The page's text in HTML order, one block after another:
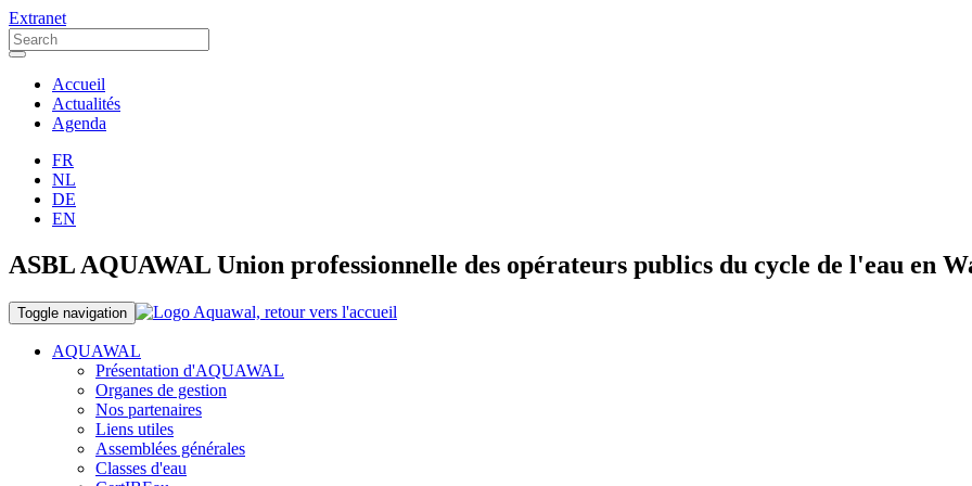
Extranet
Accueil
Actualités
Agenda
FR
NL
DE
EN
ASBL AQUAWAL Union professionnelle des opérateurs publics du cycle de l'eau en
Toggle navigation
AQUAWAL
Présentation d'AQUAWAL
Organes de gestion
Nos partenaires
Liens utiles
Assemblées générales
Classes d'eau